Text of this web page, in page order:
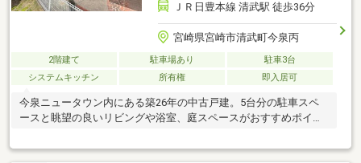
ＪＲ日豊本線 清武駅 徒歩36分
宮崎県宮崎市清武町今泉丙
2階建て 駐車場あり
駐車3台
システムキッチン
所有権 即入居可
今泉ニュータウン内にある築26年の中古戸建。5台分の駐車スペ
ースと眺望の良いリビングや浴室、庭スペースがおすすめポイン